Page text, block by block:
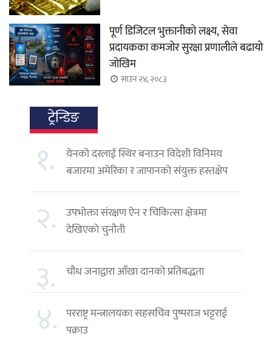
पूर्ण डिजिटल भुक्तानीको लक्ष्य, सेवा
प्रदायकका कमजोर सुरक्षा प्रणालीले बढायो
जोखिम
साउन २४, २०८३
ट्रेन्डिङ
१.
येनको दरलाई स्थिर बनाउन विदेशी विनिमय
बजारमा अमेरिका र जापानको संयुक्त हस्तक्षेप
२. उपभोक्ता संरक्षण ऐन र चिकित्सा क्षेत्रमा
देखिएको चुनौती
३. चौध जनाद्वारा आँखा दानको प्रतिबद्धता
४. परराष्ट्र मन्त्रालयका सहसचिव पुष्पराज भट्टराई
पक्राउ